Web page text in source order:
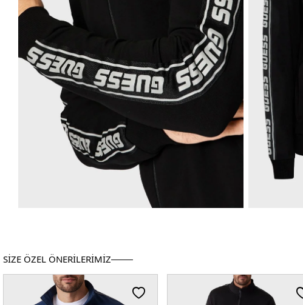
SİZE ÖZEL ÖNERİLERİMİZ